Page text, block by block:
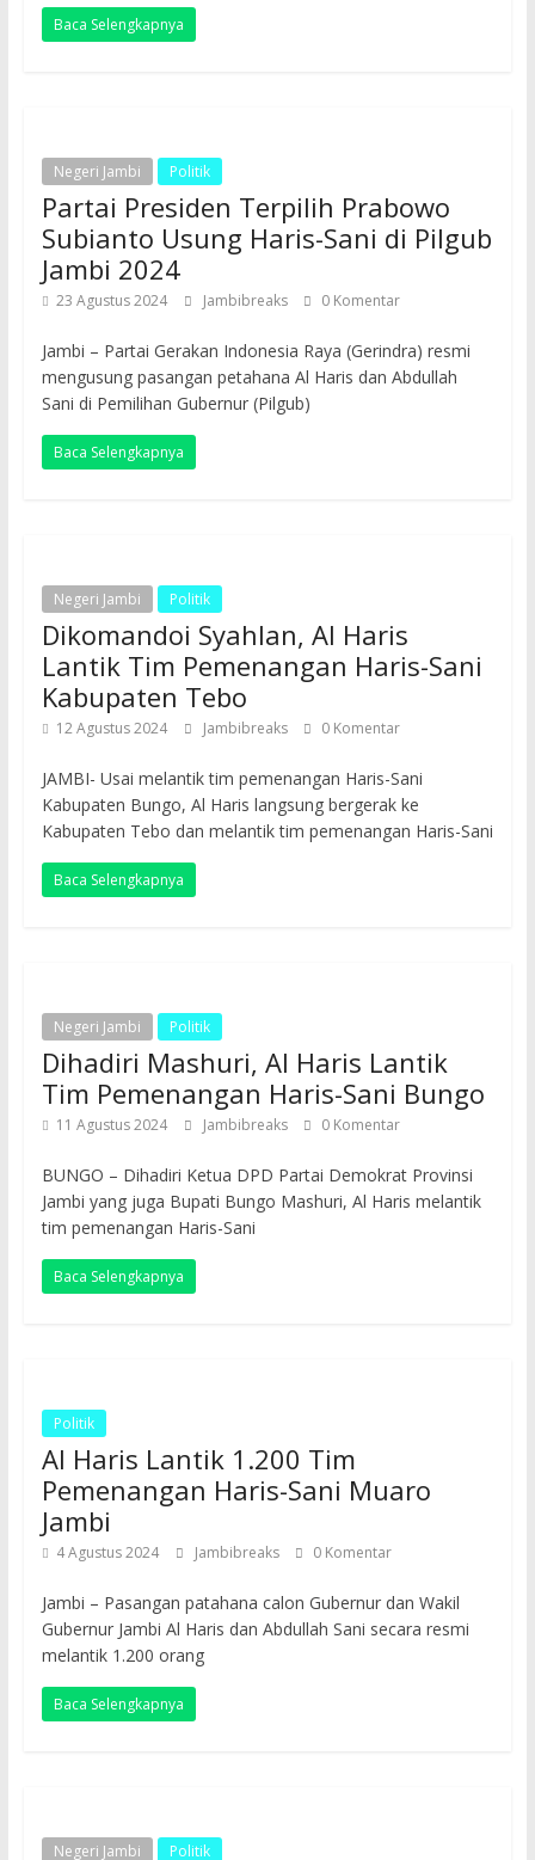
Baca Selengkapnya
Negeri Jambi Politik
Partai Presiden Terpilih Prabowo
Subianto Usung Haris-Sani di Pilgub
Jambi 2024
23 Agustus 2024 Jambibreaks 0 Komentar
Jambi – Partai Gerakan Indonesia Raya (Gerindra) resmi
mengusung pasangan petahana Al Haris dan Abdullah
Sani di Pemilihan Gubernur (Pilgub)
Baca Selengkapnya
Negeri Jambi Politik
Dikomandoi Syahlan, Al Haris
Lantik Tim Pemenangan Haris-Sani
Kabupaten Tebo
12 Agustus 2024 Jambibreaks 0 Komentar
JAMBI- Usai melantik tim pemenangan Haris-Sani
Kabupaten Bungo, Al Haris langsung bergerak ke
Kabupaten Tebo dan melantik tim pemenangan Haris-Sani
Baca Selengkapnya
Negeri Jambi Politik
Dihadiri Mashuri, Al Haris Lantik
Tim Pemenangan Haris-Sani Bungo
11 Agustus 2024 Jambibreaks 0 Komentar
BUNGO – Dihadiri Ketua DPD Partai Demokrat Provinsi
Jambi yang juga Bupati Bungo Mashuri, Al Haris melantik
tim pemenangan Haris-Sani
Baca Selengkapnya
Politik
Al Haris Lantik 1.200 Tim
Pemenangan Haris-Sani Muaro
Jambi
4 Agustus 2024 Jambibreaks 0 Komentar
Jambi – Pasangan patahana calon Gubernur dan Wakil
Gubernur Jambi Al Haris dan Abdullah Sani secara resmi
melantik 1.200 orang
Baca Selengkapnya
Negeri Jambi Politik